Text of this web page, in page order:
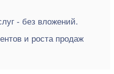
- без вложений.
и роста продаж